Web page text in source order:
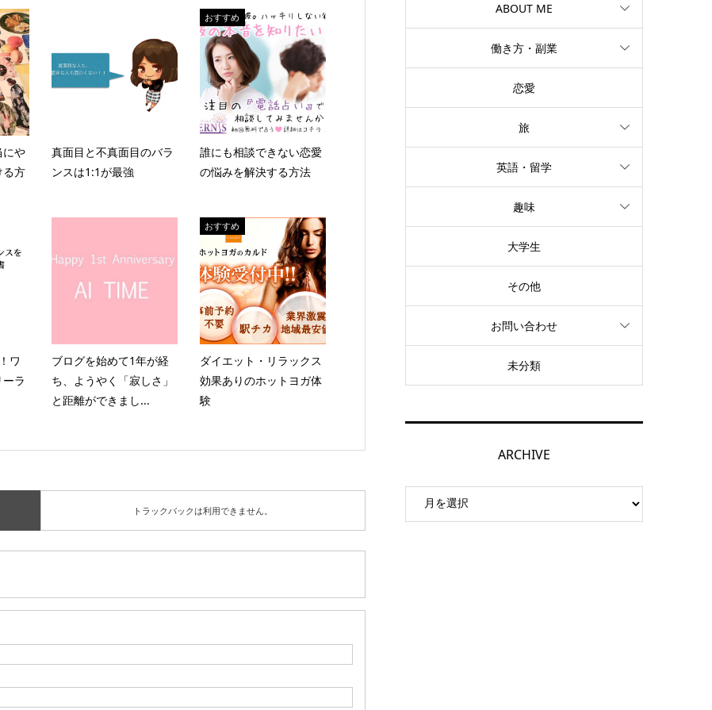
にや
る方
真面目と不真面目のバラ
ンスは1:1が最強
おすすめ
誰にも相談できない恋愛
の悩みを解決する方法
ワ
ラ
ブログを始めて1年が経
ち、ようやく「寂しさ」
と距離ができまし...
おすすめ
ダイエット・リラックス
効果ありのホットヨガ体
験
トラックバックは利用できません。
ABOUT ME
働き方・副業
恋愛
旅
英語・留学
趣味
大学生
その他
お問い合わせ
未分類
ARCHIVE